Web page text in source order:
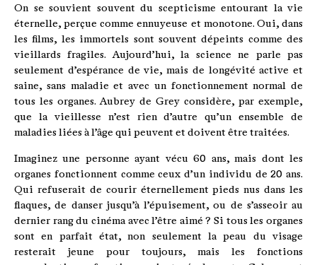
On se souvient souvent du scepticisme entourant la vie
éternelle, perçue comme ennuyeuse et monotone. Oui, dans
les films, les immortels sont souvent dépeints comme des
vieillards fragiles. Aujourd’hui, la science ne parle pas
seulement d’espérance de vie, mais de longévité active et
saine, sans maladie et avec un fonctionnement normal de
tous les organes. Aubrey de Grey considère, par exemple,
que la vieillesse n’est rien d’autre qu’un ensemble de
maladies liées à l’âge qui peuvent et doivent être traitées.
Imaginez une personne ayant vécu 60 ans, mais dont les
organes fonctionnent comme ceux d’un individu de 20 ans.
Qui refuserait de courir éternellement pieds nus dans les
flaques, de danser jusqu’à l’épuisement, ou de s’asseoir au
dernier rang du cinéma avec l’être aimé ? Si tous les organes
sont en parfait état, non seulement la peau du visage
resterait jeune pour toujours, mais les fonctions